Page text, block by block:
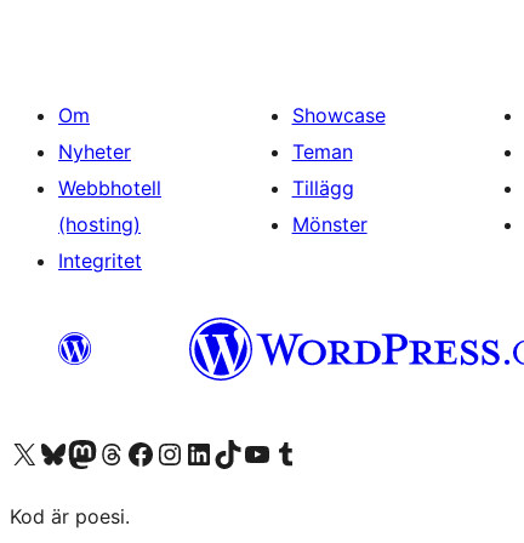
Om
Nyheter
Webbhotell
(hosting)
Integritet
Showcase
Teman
Tillägg
Mönster
Besök vår X-konto (f.d. Twitter)
Besök vårt Bluesky-konto
Besök vårt Mastodon-konto
Besök vårt Thread-konto
Besök vår Facebook-sidaBesök vårt Instagram-konto
Besök vårt LinkedIn-konto
Besök vårt TikTok-konto
Besök vår YouTube-kanalBesök vårt Tumblr-konto
Kod är poesi.